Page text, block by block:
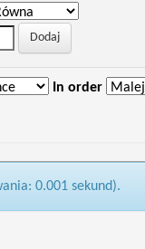
In order
0.001 sekund).